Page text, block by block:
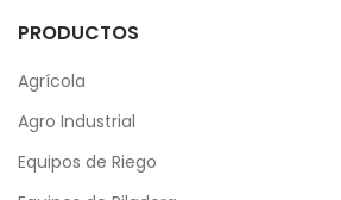
PRODUCTOS
Agrícola
Agro Industrial
Equipos de Riego